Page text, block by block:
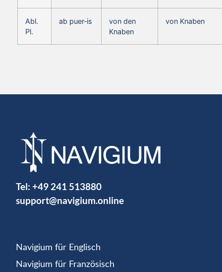
Abl.
Pl.
ab puer‑is
von den
Knaben
von Knaben
Tel: +49 241 513880
support@navigium.online
Navigium für Englisch
Navigium für Französisch